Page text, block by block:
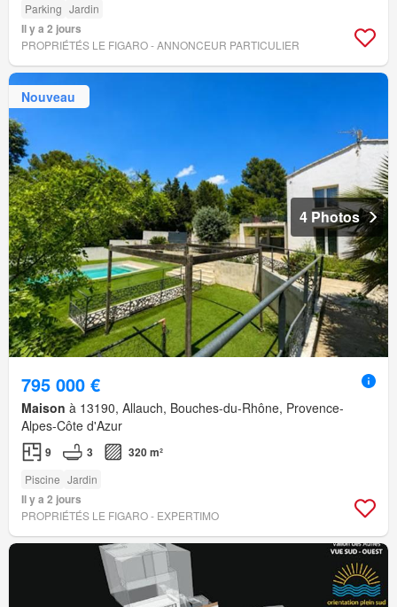
Parking Jardin
Il y a 2 jours
PROPRIÉTÉS LE FIGARO - ANNONCEUR PARTICULIER
Nouveau
4 Photos
795 000 €
Maison à 13190, Allauch, Bouches-du-Rhône, Provence-
Alpes-Côte d'Azur
9 3 320 m²
Piscine Jardin
Il y a 2 jours
PROPRIÉTÉS LE FIGARO - EXPERTIMO